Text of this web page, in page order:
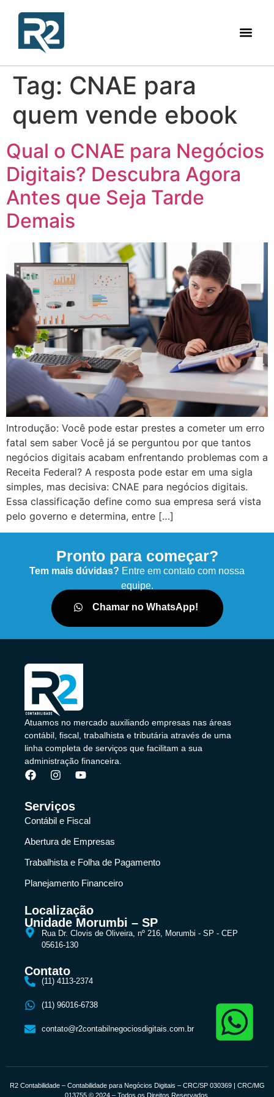
Tag: CNAE para
quem vende ebook
Qual o CNAE para Negócios
Digitais? Descubra Agora
Antes que Seja Tarde
Demais
Introdução: Você pode estar prestes a cometer um erro
fatal sem saber Você já se perguntou por que tantos
negócios digitais acabam enfrentando problemas com a
Receita Federal? A resposta pode estar em uma sigla
simples, mas decisiva: CNAE para negócios digitais.
Essa classificação define como sua empresa será vista
pelo governo e determina, entre […]
Pronto para começar?
Tem mais dúvidas? Entre em contato com nossa
equipe.
Chamar no WhatsApp!
Atuamos no mercado auxiliando empresas nas áreas
contábil, fiscal, trabalhista e tributária através de uma
linha completa de serviços que facilitam a sua
administração financeira.
Serviços
Contábil e Fiscal
Abertura de Empresas
Trabalhista e Folha de Pagamento
Planejamento Financeiro
Localização
Unidade Morumbi – SP
Rua Dr. Clovis de Oliveira, nº 216, Morumbi - SP - CEP
05616-130
Contato
(11) 4113-2374
(11) 96016-6738
contato@r2contabilnegociosdigitais.com.br
R2 Contabilidade – Contabilidade para Negócios Digitais – CRC/SP 030369 | CRC/MG
013755 © 2024 – Todos os Direitos Reservados.